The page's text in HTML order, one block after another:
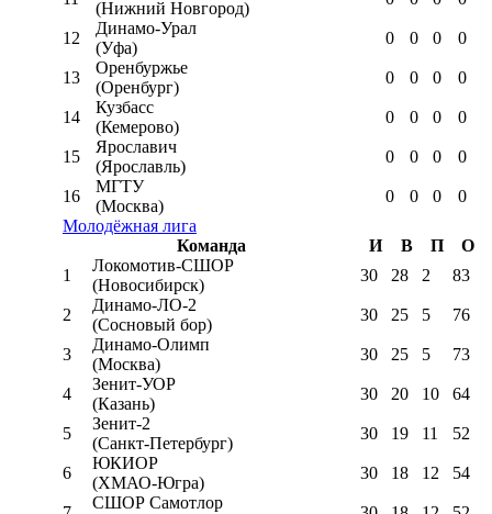
(Нижний Новгород)
12
Динамо-Урал
(Уфа)
0 0 0 0
13
Оренбуржье
(Оренбург)
0 0 0 0
14
Кузбасс
(Кемерово)
0 0 0 0
15
Ярославич
(Ярославль)
0 0 0 0
16
МГТУ
(Москва)
0 0 0
0
Молодёжная лига
Команда
И В П
О
1
Локомотив-CШОР
(Новосибирск)
30 28 2 83
2
Динамо-ЛО-2
(Сосновый бор)
30 25 5 76
3
Динамо-Олимп
(Москва)
30 25 5 73
4
Зенит-УОР
(Казань)
30 20 10 64
5
Зенит-2
(Санкт-Петербург)
30 19 11 52
6
ЮКИОР
(ХМАО-Югра)
30 18 12 54
СШОР Самотлор